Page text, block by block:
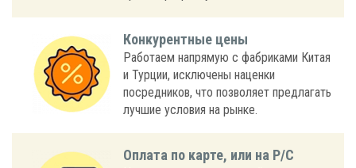
Конкурентные цены
Работаем напрямую с фабриками Китая
и Турции, исключены наценки
посредников, что позволяет предлагать
лучшие условия на рынке.
Оплата по карте, или на Р/С